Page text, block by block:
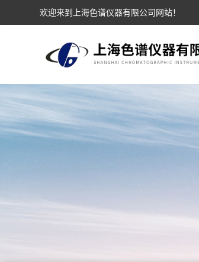
欢迎来到上海色谱仪器有限公司网站！